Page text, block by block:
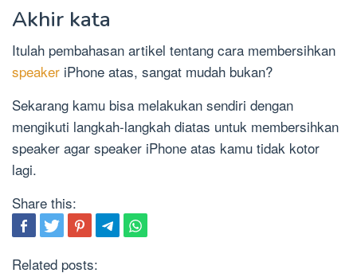
Akhir kata
Itulah pembahasan artikel tentang cara membersihkan
speaker iPhone atas, sangat mudah bukan?
Sekarang kamu bisa melakukan sendiri dengan
mengikuti langkah-langkah diatas untuk membersihkan
speaker agar speaker iPhone atas kamu tidak kotor
lagi.
Share this:
Related posts: